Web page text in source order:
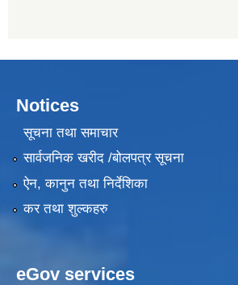
Notices
सूचना तथा समाचार
सार्वजनिक खरीद /बोलपत्र सूचना
ऐन, कानुन तथा निर्देशिका
कर तथा शुल्कहरु
eGov services